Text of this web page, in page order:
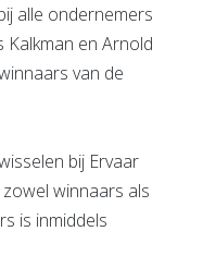
alle ondernemers
en Arnold
van de
bij Ervaar
winnaars als
is inmiddels